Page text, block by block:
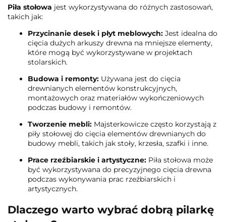
Piła stołowa jest wykorzystywana do różnych zastosowań,
takich jak:
Przycinanie desek i płyt meblowych: Jest idealna do
cięcia dużych arkuszy drewna na mniejsze elementy,
które mogą być wykorzystywane w projektach
stolarskich.
Budowa i remonty: Używana jest do cięcia
drewnianych elementów konstrukcyjnych,
montażowych oraz materiałów wykończeniowych
podczas budowy i remontów.
Tworzenie mebli: Majsterkowicze często korzystają z
piły stołowej do cięcia elementów drewnianych do
budowy mebli, takich jak stoły, krzesła, szafki i inne.
Prace rzeźbiarskie i artystyczne: Piła stołowa może
być wykorzystywana do precyzyjnego cięcia drewna
podczas wykonywania prac rzeźbiarskich i
artystycznych.
Dlaczego warto wybrać dobrą pilarkę